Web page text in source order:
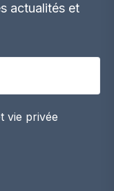
actualités et
vie privée